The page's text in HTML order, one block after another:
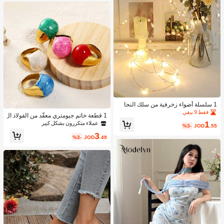
1 سلسلة أضواء زخرفية من سلك النحا
ED، مناسبة لديكور حفلات أعياد الميلاد وا
لجميلة - قابلة لإعادة الاستخدام، ديكور رو
مانسي
فقط 9 بيقي
JOD1.55
%3-
1 قطعة خاتم جيومتري معقّد من الفولاذ ال
مقاوم للصدأ المطلي بالمينا لحفلات النس
عملاء متكررون بشكل كبير
JOD3.49
%3-